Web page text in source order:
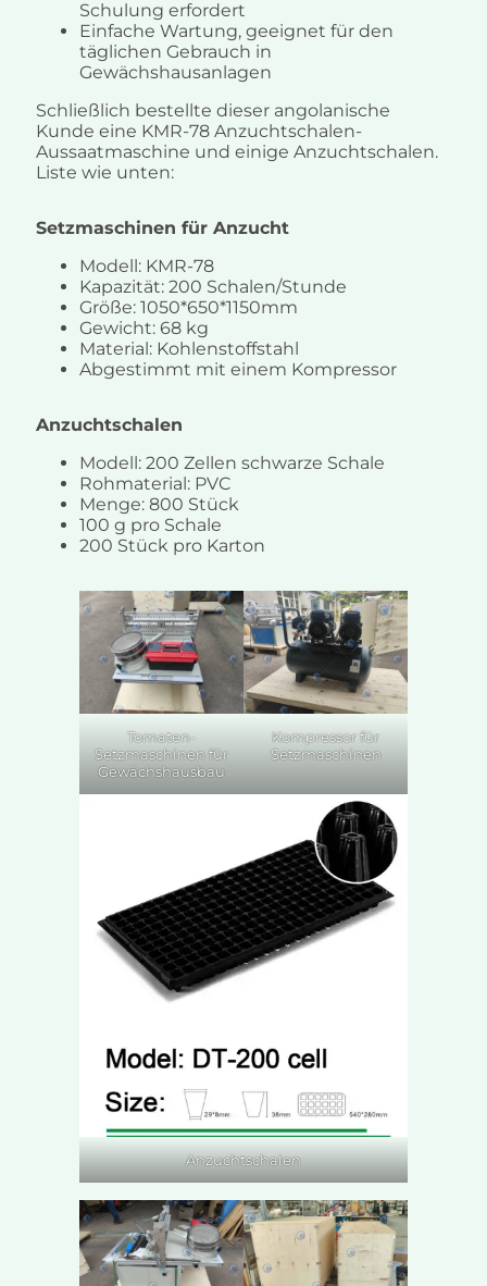
Schulung erfordert
Einfache Wartung, geeignet für den
täglichen Gebrauch in
Gewächshausanlagen
Schließlich bestellte dieser angolanische
Kunde eine KMR-78 Anzuchtschalen-
Aussaatmaschine und einige Anzuchtschalen.
Liste wie unten:
Setzmaschinen für Anzucht
Modell: KMR-78
Kapazität: 200 Schalen/Stunde
Größe: 1050*650*1150mm
Gewicht: 68 kg
Material: Kohlenstoffstahl
Abgestimmt mit einem Kompressor
Anzuchtschalen
Modell: 200 Zellen schwarze Schale
Rohmaterial: PVC
Menge: 800 Stück
100 g pro Schale
200 Stück pro Karton
Tomaten-
Setzmaschinen für
Gewächshausbau
Kompressor für
Setzmaschinen
Anzuchtschalen